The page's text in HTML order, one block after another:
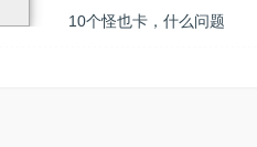
10个怪也卡，什么问题